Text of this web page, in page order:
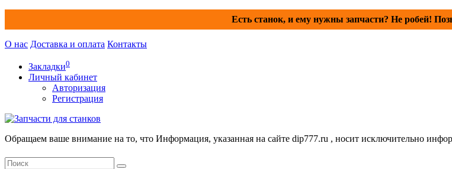
Есть станок, и ему нужны запчасти? Не робей!
О нас Доставка и оплата Контакты
Закладки0
Личный кабинет
Авторизация
Регистрация
Обращаем ваше внимание на то, что Информация, указанная на сайте dip777.ru , носит исключительно